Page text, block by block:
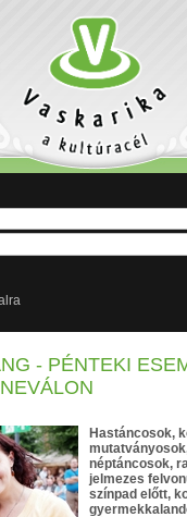
- PÉNTEKI
Hastáncosok,
néptáncosok,
jelmezes
színpad előtt,